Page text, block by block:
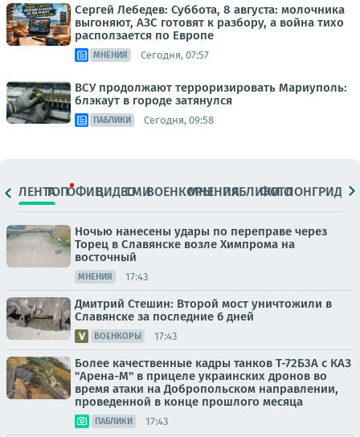
Сергей Лебедев: Суббота, 8 августа: молочника
выгоняют, АЗС готовят к разбору, а война тихо
расползается по Европе
МНЕНИЯ Сегодня, 07:57
ВСУ продолжают терроризировать Мариуполь:
блэкаут в городе затянулся
ПАБЛИКИ Сегодня, 09:58
ЛЕНТАТОПОФИЦ.ВИДЕОСМИВОЕНКОРЫМНЕНИЯПАБЛИКИ
ФОТОЛОНГРИДЫ
Ночью нанесены удары по переправе через
Торец в Славянске возле Химпрома на
восточный
МНЕНИЯ 17:43
Дмитрий Стешин: Второй мост уничтожили в
Славянске за последние 6 дней
ВОЕНКОРЫ 17:43
Более качественные кадры танков Т-72Б3А с КАЗ
"Арена-М" в прицеле украинских дронов во
время атаки на Добропольском направлении,
проведенной в конце прошлого месяца
ПАБЛИКИ 17:43